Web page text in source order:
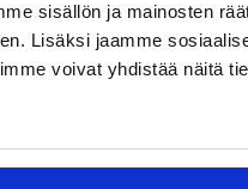
sisällön ja mainosten
Lisäksi jaamme
voivat yhdistää näitä